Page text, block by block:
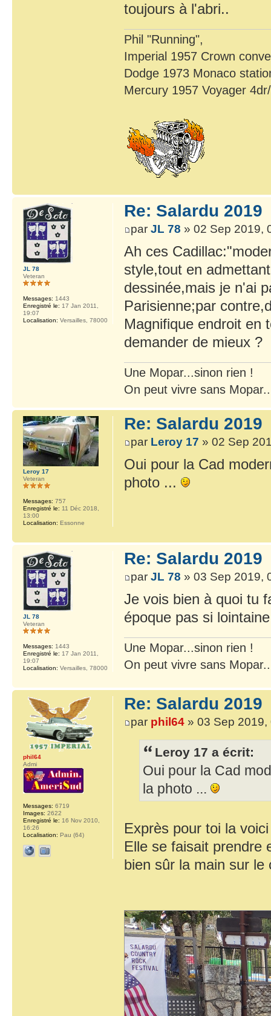
toujours à l'abri..
Phil "Running",
Imperial 1957 Crown
Dodge 1973 Monaco
Mercury 1957 Voyager
Re: Salardu 2019
par JL 78 » 02 Sep 2019,
Ah ces
style,tout en
dessinée,mais je n'ai
Parisienne;par
Magnifique endroit en
demander de mieux ?
Une Mopar...sinon rien !
On peut vivre sans
JL 78
Veteran
Messages: 1443
Enregistré le: 17 Jan 2011,
19:07
Localisation: Versailles, 78000
Re: Salardu 2019
par Leroy 17 » 02 Sep
Oui pour la Cad
photo ...
Leroy 17
Veteran
Messages: 757
Enregistré le: 11 Déc 2018,
13:00
Localisation: Essonne
Re: Salardu 2019
par JL 78 » 03 Sep 2019,
Je vois bien à quoi tu
époque pas si
Une Mopar...sinon rien !
On peut vivre sans
JL 78
Veteran
Messages: 1443
Enregistré le: 17 Jan 2011,
19:07
Localisation: Versailles, 78000
Re: Salardu 2019
par phil64» 03 Sep 2019,
Leroy 17 a écrit:
Oui pour la Cad
la photo ...
Exprès pour toi la
Elle se faisait prendre
bien sûr la main sur
phil64
Admi
Messages: 6719
Images: 2622
Enregistré le: 16 Nov 2010,
16:26
Localisation: Pau (64)